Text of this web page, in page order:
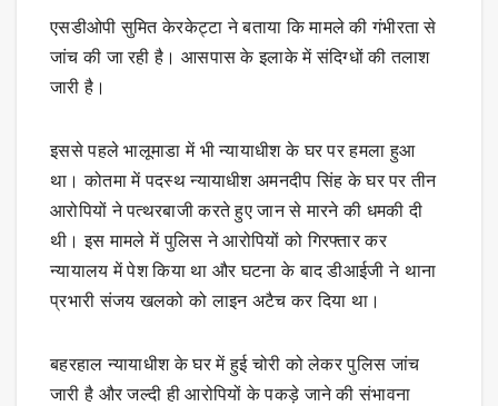
एसडीओपी सुमित केरकेट्टा ने बताया कि मामले की गंभीरता से
जांच की जा रही है। आसपास के इलाके में संदिग्धों की तलाश
जारी है।
इससे पहले भालूमाडा में भी न्यायाधीश के घर पर हमला हुआ
था। कोतमा में पदस्थ न्यायाधीश अमनदीप सिंह के घर पर तीन
आरोपियों ने पत्थरबाजी करते हुए जान से मारने की धमकी दी
थी। इस मामले में पुलिस ने आरोपियों को गिरफ्तार कर
न्यायालय में पेश किया था और घटना के बाद डीआईजी ने थाना
प्रभारी संजय खलको को लाइन अटैच कर दिया था।
बहरहाल न्यायाधीश के घर में हुई चोरी को लेकर पुलिस जांच
जारी है और जल्दी ही आरोपियों के पकड़े जाने की संभावना